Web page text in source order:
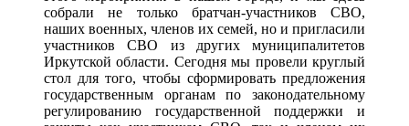
собрали не только братчан-участников СВО,
наших военных, членов их семей, но и пригласили
участников СВО из других муниципалитетов
Иркутской области. Сегодня мы провели круглый
стол для того, чтобы сформировать предложения
государственным органам по законодательному
регулированию государственной поддержки и